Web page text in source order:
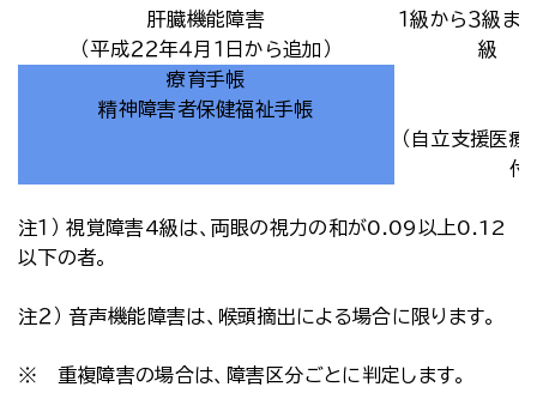
肝臓機能障害
（平成２２年４月１日から追加）
１級から３級ま
級
療育手帳
精神障害者保健福祉手帳
（自立支援医療
付
注１） 視覚障害4級は、両眼の視力の和が0.09以上0.12
以下の者。
注２） 音声機能障害は、喉頭摘出による場合に限ります。
※ 重複障害の場合は、障害区分ごとに判定します。